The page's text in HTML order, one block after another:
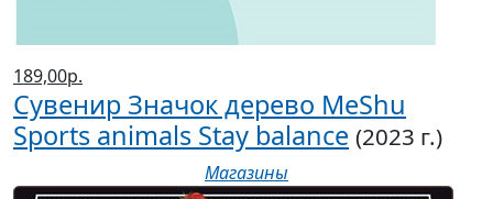
189,00р.
Сувенир Значок дерево MeShu
Sports animals Stay balance (2023 г.)
Магазины